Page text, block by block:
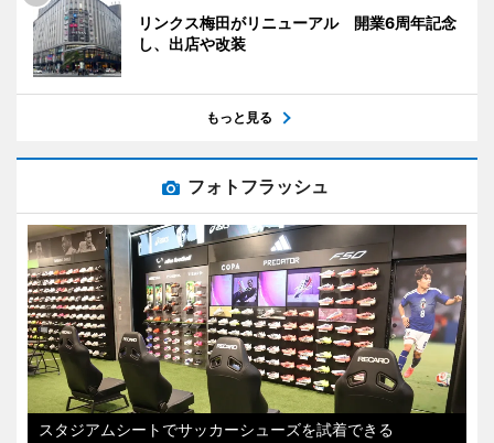
リンクス梅田がリニューアル 開業6周年記念
し、出店や改装
もっと見る
フォトフラッシュ
スタジアムシートでサッカーシューズを試着できる